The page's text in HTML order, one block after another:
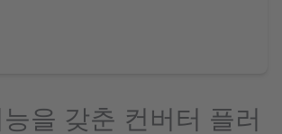
을 갖춘 컨버터 플러